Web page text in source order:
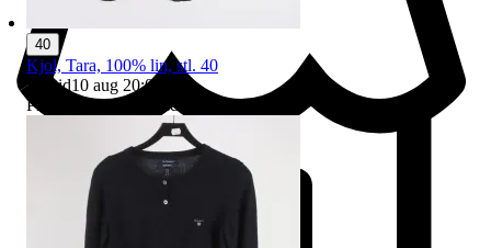
40
Kjol, Tara, 100% lin, stl. 40
Sluttid10 aug 20:03
Pris:
Ledande bud